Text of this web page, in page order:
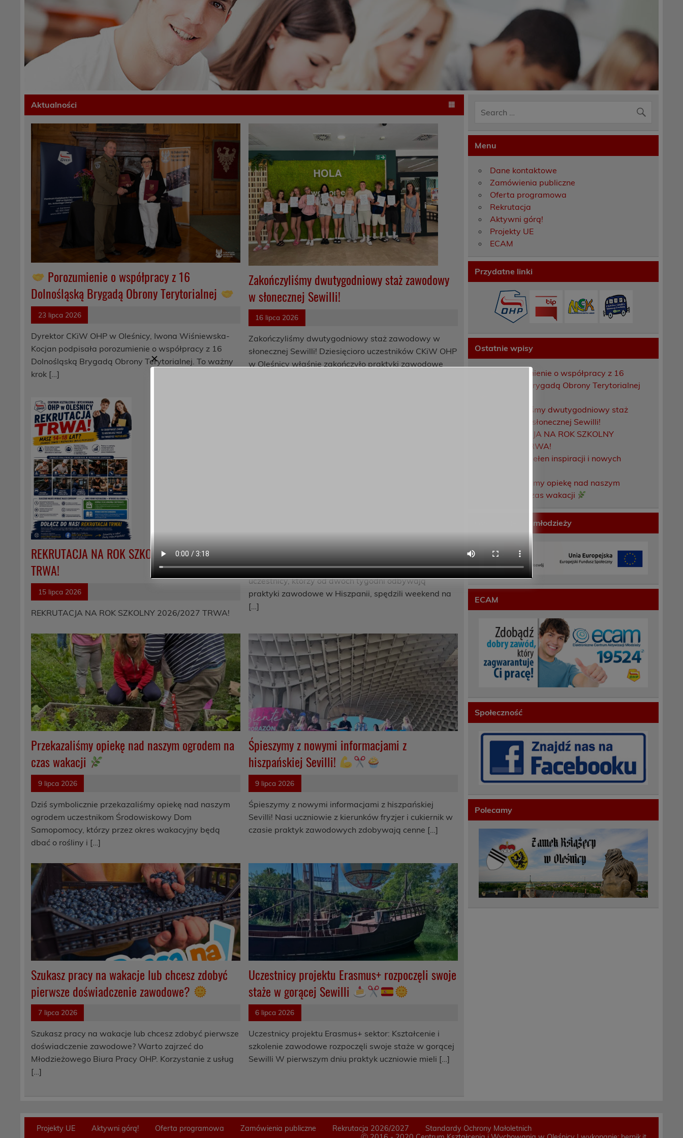
Aktualności
Porozumienie o współpracy z 16
Dolnośląską Brygadą Obrony Terytorialnej
23 lipca 2026
Dyrektor CKiW OHP w Oleśnicy, Iwona Wiśniewska-
Kocjan podpisała porozumienie o współpracy z 16
Dolnośląską Brygadą Obrony Terytorialnej. To ważny
krok […]
Zakończyliśmy dwutygodniowy staż zawodowy
w słonecznej Sewilli!
16 lipca 2026
Zakończyliśmy dwutygodniowy staż zawodowy w
słonecznej Sewilli! Dziesięcioro uczestników CKiW OHP
w Oleśnicy właśnie zakończyło praktyki zawodowe
REKRUTACJA NA ROK SZKOLNY 2026/2027
TRWA!
15 lipca 2026
REKRUTACJA NA ROK SZKOLNY 2026/2027 TRWA!
Weekend pełen inspiracji i nowych doświadczeń! Nasi
uczestnicy, którzy od dwóch tygodni odbywają
praktyki zawodowe w Hiszpanii, spędzili weekend na
[…]
Przekazaliśmy opiekę nad naszym ogrodem na
czas wakacji
9 lipca 2026
Dziś symbolicznie przekazaliśmy opiekę nad naszym
ogrodem uczestnikom Środowiskowy Dom
Samopomocy, którzy przez okres wakacyjny będą
dbać o rośliny i […]
Śpieszymy z nowymi informacjami z
hiszpańskiej Sevilli!
9 lipca 2026
Śpieszymy z nowymi informacjami z hiszpańskiej
Sevilli! Nasi uczniowie z kierunków fryzjer i cukiernik w
czasie praktyk zawodowych zdobywają cenne […]
Szukasz pracy na wakacje lub chcesz zdobyć
pierwsze doświadczenie zawodowe?
7 lipca 2026
Szukasz pracy na wakacje lub chcesz zdobyć pierwsze
doświadczenie zawodowe? Warto zajrzeć do
Młodzieżowego Biura Pracy OHP. Korzystanie z usług
[…]
Uczestnicy projektu Erasmus+ rozpoczęli swoje
staże w gorącej Sewilli
6 lipca 2026
Uczestnicy projektu Erasmus+ sektor: Kształcenie i
szkolenie zawodowe rozpoczęli swoje staże w gorącej
Sewilli W pierwszym dniu praktyk uczniowie mieli […]
Menu
Dane kontaktowe
Zamówienia publiczne
Oferta programowa
Rekrutacja
Aktywni górą!
Projekty UE
ECAM
Przydatne linki
Ostatnie wpisy
Porozumienie o współpracy z 16
Dolnośląską Brygadą Obrony Terytorialnej
Zakończyliśmy dwutygodniowy staż
zawodowy w słonecznej Sewilli!
REKRUTACJA NA ROK SZKOLNY
2026/2027 TRWA!
Weekend pełen inspiracji i nowych
Przekazaliśmy opiekę nad naszym
ogrodem na czas wakacji
Gwarancje dla młodzieży
ECAM
Społeczność
Polecamy
Projekty UE Aktywni górą! Oferta programowa Zamówienia publiczne Rekrutacja 2026/2027
Standardy Ochrony Małoletnich
✕